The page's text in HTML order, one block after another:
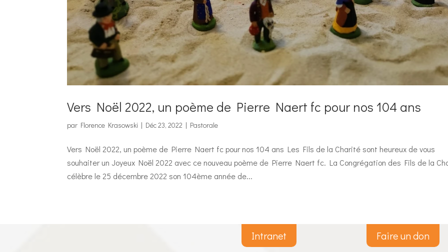
Vers Noël 2022, un poème de Pierre Naert fc pour nos 104 ans
par Florence Krasowski | Déc 23, 2022 | Pastorale
Vers Noël 2022, un poème de Pierre Naert fc pour nos 104 ans Les Fils de la Charité sont heureux de vous
souhaiter un Joyeux Noël 2022 avec ce nouveau poème de Pierre Naert fc. La Congrégation des Fils de la
célèbre le 25 décembre 2022 son 104ème année de...
Intranet Faire un don